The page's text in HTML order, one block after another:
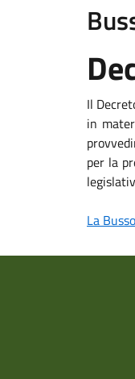
Il
in
per la
La